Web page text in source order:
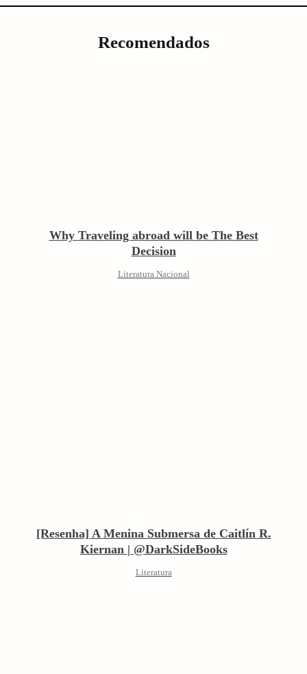
Recomendados
Why Traveling abroad will be The Best
Decision
Literatura Nacional
[Resenha] A Menina Submersa de Caitlín R.
Kiernan | @DarkSideBooks
Literatura